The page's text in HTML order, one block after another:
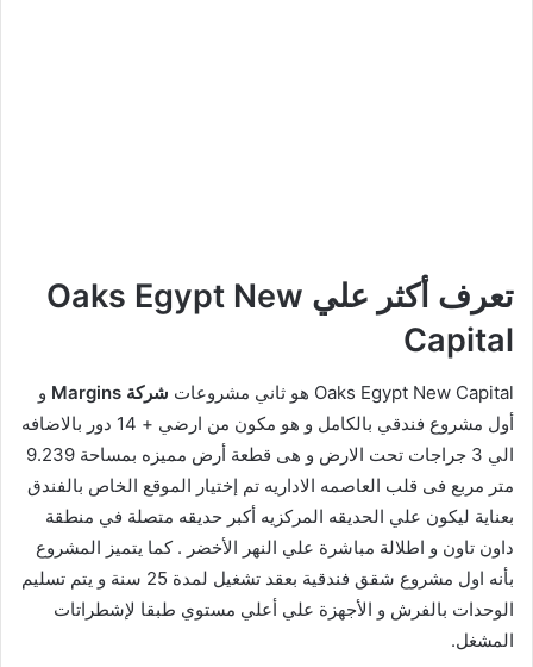
تعرف أكثر علي Oaks Egypt New
Capital
Oaks Egypt New Capital هو ثاني مشروعات شركة Margins
و
أول مشروع فندقي بالكامل و هو مكون من ارضي + 14 دور بالاضافه
الي 3 جراجات تحت الارض و هى قطعة أرض مميزه بمساحة 9.239
متر مربع فى قلب العاصمه الاداريه تم إختيار الموقع الخاص بالفندق
بعناية ليكون علي الحديقه المركزيه أكبر حديقه متصلة في منطقة
داون تاون و اطلالة مباشرة علي النهر الأخضر . كما يتميز المشروع
بأنه اول مشروع شقق فندقية بعقد تشغيل لمدة 25 سنة و يتم تسليم
الوحدات بالفرش و الأجهزة علي أعلي مستوي طبقا لإشطراتات
المشغل.